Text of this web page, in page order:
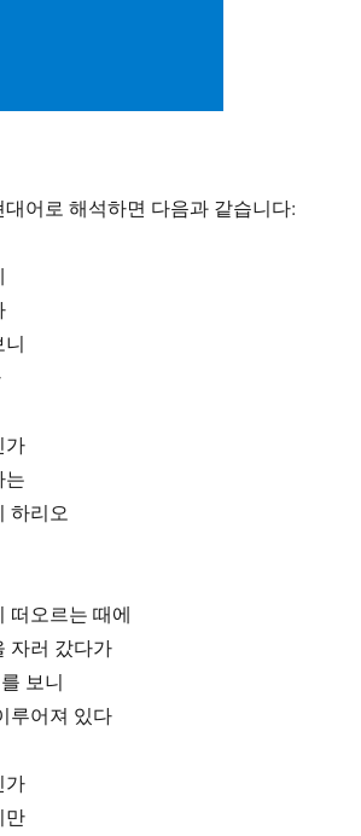
어로 해석하면 다음과 같습니다:
가
는
하리오
떠오르는 때에
자러 갔다가
보니
루어져 있다
가
만